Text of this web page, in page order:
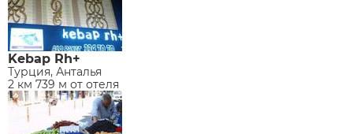
Kebap Rh+
Турция, Анталья
2 км 739 м от отеля